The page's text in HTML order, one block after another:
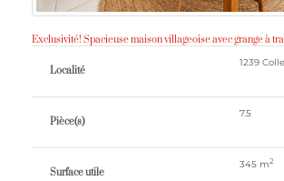
Exclusivité! Spacieuse maison villageoise avec grange à
Localité
1239
Pièce(s)
7.5
Surface utile
345 m2